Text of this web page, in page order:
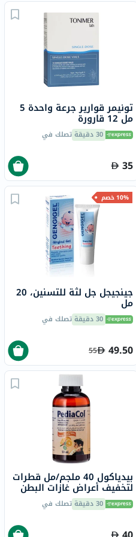
تونيمر قوارير جرعة واحدة 5
مل 12 قارورة
30 دقيقة تصلك في
35
10% خصم
جينجيجل جل لثة للتسنين، 20
مل
30 دقيقة تصلك في
49.50
55
بيدياكول 40 ملجم/مل قطرات
لتخفيف أعراض غازات البطن
50 مل 30 دقيقة تصلك في